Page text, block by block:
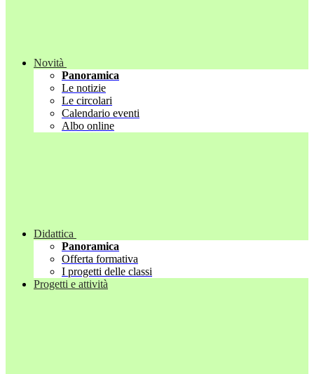
Novità
Panoramica
Le notizie
Le circolari
Calendario eventi
Albo online
Didattica
Panoramica
Offerta formativa
I progetti delle classi
Progetti e attività